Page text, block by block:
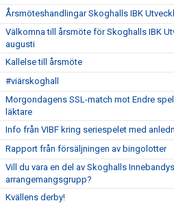
Årsmöteshandlingar Skoghalls IBK
Välkomna till årsmöte för Skoghalls IBK
augusti
Kallelse till årsmöte
#viärskoghall
Morgondagens SSL-match mot Endre
läktare
Info från VIBF kring seriespelet med
Rapport från försäljningen av bingolotter
Vill du vara en del av Skoghalls Innebandys
arrangemangsgrupp?
Kvällens derby!